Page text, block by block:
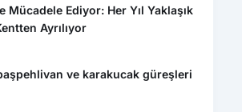
Mücadele Ediyor: Her Yıl Yaklaşık
Ayrılıyor
ve karakucak güreşleri